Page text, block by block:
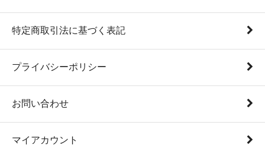
特定商取引法に基づく表記
プライバシーポリシー
お問い合わせ
マイアカウント